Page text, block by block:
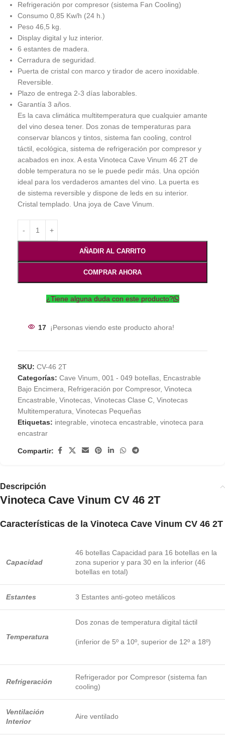
Refrigeración por compresor (sistema Fan Cooling)
Consumo 0,85 Kw/h (24 h.)
Peso 46,5 kg.
Display digital y luz interior.
6 estantes de madera.
Cerradura de seguridad.
Puerta de cristal con marco y tirador de acero inoxidable.
Reversible.
Plazo de entrega 2-3 días laborables.
Garantía 3 años.
Es la cava climática multitemperatura que cualquier amante
del vino desea tener. Dos zonas de temperaturas para
conservar blancos y tintos, sistema fan cooling, control
táctil, ecológica, sistema de refrigeración por compresor y
acabados en inox. A esta Vinoteca Cave Vinum 46 2T de
doble temperatura no se le puede pedir más. Una opción
ideal para los verdaderos amantes del vino. La puerta es
de sistema reversible y dispone de leds en su interior.
Cristal templado. Una joya de Cave Vinum.
AÑADIR AL CARRITO
COMPRAR AHORA
¿Tiene alguna duda con este producto?
17 ¡Personas viendo este producto ahora!
SKU: CV-46 2T
Categorías: Cave Vinum, 001 - 049 botellas, Encastrable
Bajo Encimera, Refrigeración por Compresor, Vinoteca
Encastrable, Vinotecas, Vinotecas Clase C, Vinotecas
Multitemperatura, Vinotecas Pequeñas
Etiquetas: integrable, vinoteca encastrable, vinoteca para
encastrar
Compartir:
Descripción
Vinoteca Cave Vinum CV 46 2T
Características de la Vinoteca Cave Vinum CV 46 2T
Capacidad
46 botellas Capacidad para 16 botellas en la
zona superior y para 30 en la inferior (46
botellas en total)
Estantes 3 Estantes anti-goteo metálicos
Temperatura
Dos zonas de temperatura digital táctil
(inferior de 5º a 10º, superior de 12º a 18º)
Refrigeración
Refrigerador por Compresor (sistema fan
cooling)
Ventilación
Interior
Aire ventilado